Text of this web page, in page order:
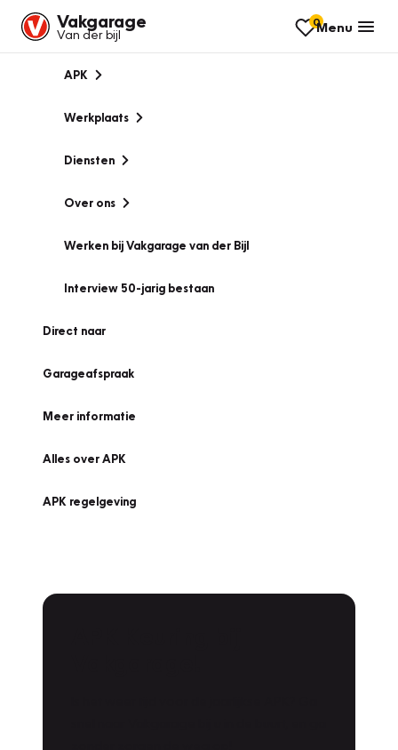
Vakgarage
Van der bijl
0Menu
APK
Werkplaats
Diensten
Over ons
Werken bij Vakgarage van der Bijl
Interview 50-jarig bestaan
Direct naar
Garageafspraak
Meer informatie
Alles over APK
APK regelgeving